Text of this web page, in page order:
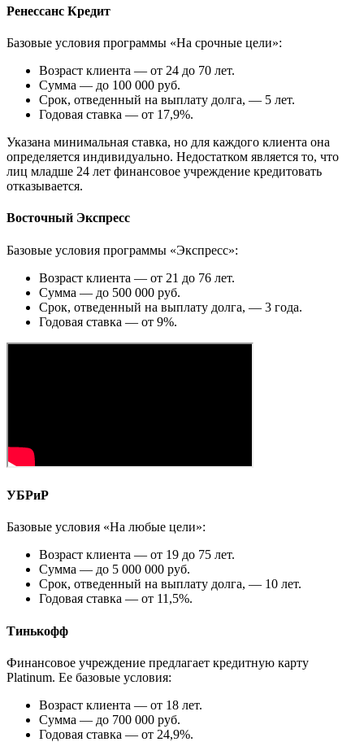
Ренессанс Кредит
Базовые условия программы «На срочные цели»:
Возраст клиента — от 24 до 70 лет.
Сумма — до 100 000 руб.
Срок, отведенный на выплату долга, — 5 лет.
Годовая ставка — от 17,9%.
Указана минимальная ставка, но для каждого клиента она
определяется индивидуально. Недостатком является то, что
лиц младше 24 лет финансовое учреждение кредитовать
отказывается.
Восточный Экспресс
Базовые условия программы «Экспресс»:
Возраст клиента — от 21 до 76 лет.
Сумма — до 500 000 руб.
Срок, отведенный на выплату долга, — 3 года.
Годовая ставка — от 9%.
УБРиР
Базовые условия «На любые цели»:
Возраст клиента — от 19 до 75 лет.
Сумма — до 5 000 000 руб.
Срок, отведенный на выплату долга, — 10 лет.
Годовая ставка — от 11,5%.
Тинькофф
Финансовое учреждение предлагает кредитную карту
Platinum. Ее базовые условия:
Возраст клиента — от 18 лет.
Сумма — до 700 000 руб.
Годовая ставка — от 24,9%.